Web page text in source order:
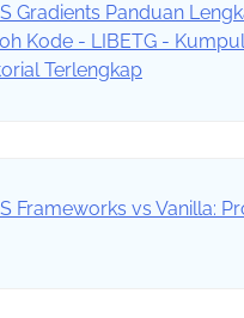
Gradients Panduan
Kode - LIBETG -
Terlengkap
Frameworks vs Vanilla: